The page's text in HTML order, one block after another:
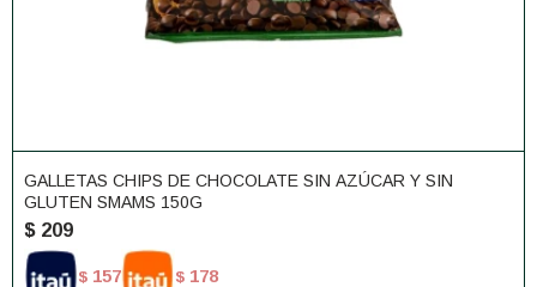
GALLETAS CHIPS DE CHOCOLATE SIN AZÚCAR Y SIN
GLUTEN SMAMS 150G
$ 209
$ 157 $ 178